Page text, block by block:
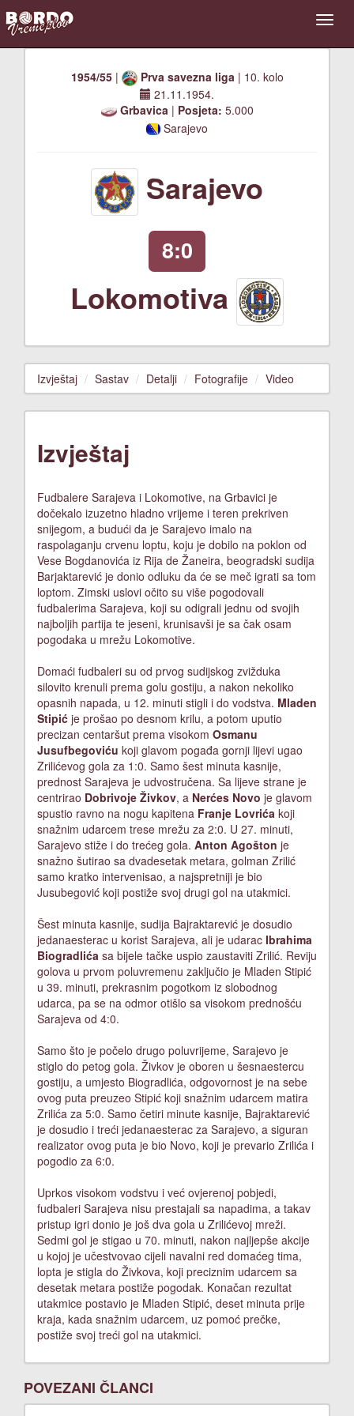
1954/55| Prva savezna liga| 10. kolo
21.11.1954.
Grbavica| Posjeta: 5.000
Sarajevo
Sarajevo
8:0
Lokomotiva
Izvještaj Sastav Detalji Fotografije Video
Izvještaj
Fudbalere Sarajeva i Lokomotive, na Grbavici je
dočekalo izuzetno hladno vrijeme i teren prekriven
snijegom, a budući da je Sarajevo imalo na
raspolaganju crvenu loptu, koju je dobilo na poklon od
Vese Bogdanovića iz Rija de Žaneira, beogradski sudija
Barjaktarević je donio odluku da će se meč igrati sa tom
loptom. Zimski uslovi očito su više pogodovali
fudbalerima Sarajeva, koji su odigrali jednu od svojih
najboljih partija te jeseni, krunisavši je sa čak osam
pogodaka u mrežu Lokomotive.
Domaći fudbaleri su od prvog sudijskog zvižduka
silovito krenuli prema golu gostiju, a nakon nekoliko
opasnih napada, u 12. minuti stigli i do vodstva. Mladen
Stipić je prošao po desnom krilu, a potom uputio
precizan centaršut prema visokom Osmanu
Jusufbegoviću koji glavom pogađa gornji lijevi ugao
Zrilićevog gola za 1:0. Samo šest minuta kasnije,
prednost Sarajeva je udvostručena. Sa lijeve strane je
centrirao Dobrivoje Živkov, a Nerćes Novo je glavom
spustio ravno na nogu kapitena Franje Lovrića koji
snažnim udarcem trese mrežu za 2:0. U 27. minuti,
Sarajevo stiže i do trećeg gola. Anton Agošton je
snažno šutirao sa dvadesetak metara, golman Zrilić
samo kratko intervenisao, a najspretniji je bio
Jusubegović koji postiže svoj drugi gol na utakmici.
Šest minuta kasnije, sudija Bajraktarević je dosudio
jedanaesterac u korist Sarajeva, ali je udarac Ibrahima
Biogradlića sa bijele tačke uspio zaustaviti Zrilić. Reviju
golova u prvom poluvremenu zaključio je Mladen Stipić
u 39. minuti, prekrasnim pogotkom iz slobodnog
udarca, pa se na odmor otišlo sa visokom prednošću
Sarajeva od 4:0.
Samo što je počelo drugo poluvrijeme, Sarajevo je
stiglo do petog gola. Živkov je oboren u šesnaestercu
gostiju, a umjesto Biogradlića, odgovornost je na sebe
ovog puta preuzeo Stipić koji snažnim udarcem matira
Zrilića za 5:0. Samo četiri minute kasnije, Bajraktarević
je dosudio i treći jedanaesterac za Sarajevo, a siguran
realizator ovog puta je bio Novo, koji je prevario Zrilića i
pogodio za 6:0.
Uprkos visokom vodstvu i već ovjerenoj pobjedi,
fudbaleri Sarajeva nisu prestajali sa napadima, a takav
pristup igri donio je još dva gola u Zrilićevoj mreži.
Sedmi gol je stigao u 70. minuti, nakon najljepše akcije
u kojoj je učestvovao cijeli navalni red domaćeg tima,
lopta je stigla do Živkova, koji preciznim udarcem sa
desetak metara postiže pogodak. Konačan rezultat
utakmice postavio je Mladen Stipić, deset minuta prije
kraja, kada snažnim udarcem, uz pomoć prečke,
postiže svoj treći gol na utakmici.
POVEZANI ČLANCI